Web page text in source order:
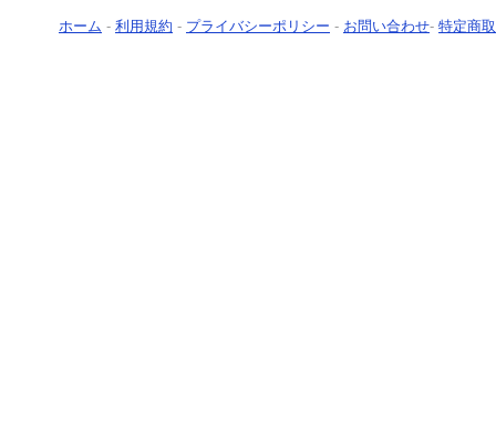
ホーム - 利用規約 - プライバシーポリシー - お問い合わせ- 特定商